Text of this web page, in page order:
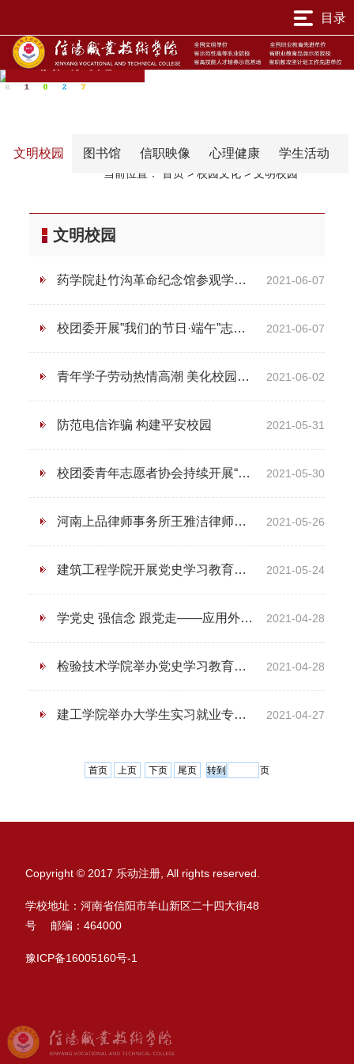
目录
校园文化
当前位置： 首页 > 校园文化 > 文明校园
文明校园 图书馆 信职映像 心理健康 学生活动
文明校园
药学院赴竹沟革命纪念馆参观学习并开展志愿服务活动 2021-06-07
校团委开展”我们的节日·端午”志愿服务活动 2021-06-07
青年学子劳动热情高潮 美化校园行动效果显著——学校青年学子积极参加劳动教育活动 2021-06-02
防范电信诈骗 构建平安校园 2021-05-31
校团委青年志愿者协会持续开展“河小青”志愿服务活动 2021-05-30
河南上品律师事务所王雅洁律师应邀到我校应用外国语学院做普法讲座 2021-05-26
建筑工程学院开展党史学习教育研学活动 2021-05-24
学党史 强信念 跟党走——应用外国语学院、药学院组织开展“百部电影”进课堂活动 2021-04-28
检验技术学院举办党史学习教育专题报告会 2021-04-28
建工学院举办大学生实习就业专场招聘会 2021-04-27
首页 上页 下页 尾页 页
Copyright © 2017 乐动注册, All rights reserved.
学校地址：河南省信阳市羊山新区二十四大街48
号 邮编：464000
豫ICP备16005160号-1